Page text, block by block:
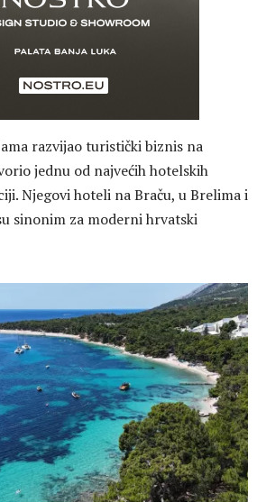
razvijao turistički biznis na
jednu od najvećih hotelskih
Njegovi hoteli na Braču, u Brelima i
sinonim za moderni hrvatski